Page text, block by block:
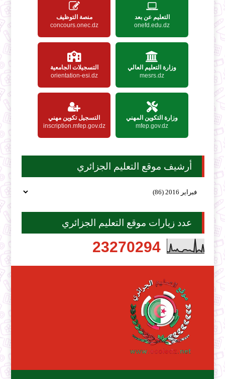
التعليم عن بعد
onefd.edu.dz
منصة التوظيف
concours.onec.dz
وزارة التعليم العالي
mesrs.dz
التسجيلات الجامعية
orientation-esi.dz
وزارة التكوين المهني
mfep.gov.dz
التسجيل تكوين مهني
inscription.mfep.gov.dz
أرشيف موقع التعليم الجزائري
عدد زيارات موقع التعليم الجزائري
23270294